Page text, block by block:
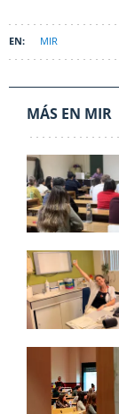
MIR
MÁS EN MIR